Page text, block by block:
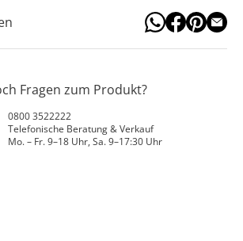
Fragen zum Produkt?
0800 3522222
Telefonische Beratung & Verkauf
Mo. – Fr. 9–18 Uhr, Sa. 9–17:30 Uhr